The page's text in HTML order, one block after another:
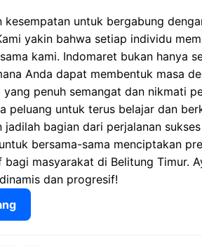
kesempatan untuk bergabung
yakin bahwa setiap individu
kami. Indomaret bukan hanya
Anda dapat membentuk masa
penuh semangat dan nikmati
peluang untuk terus belajar dan
jadilah bagian dari perjalanan
bersama-sama menciptakan
masyarakat di Belitung Timur.
dan progresif!